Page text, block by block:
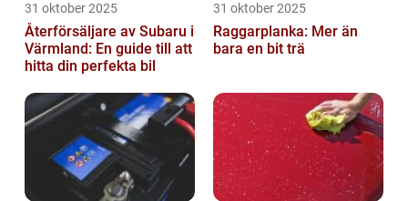
31 oktober 2025
Återförsäljare av Subaru i
Värmland: En guide till att
hitta din perfekta bil
31 oktober 2025
Raggarplanka: Mer än
bara en bit trä